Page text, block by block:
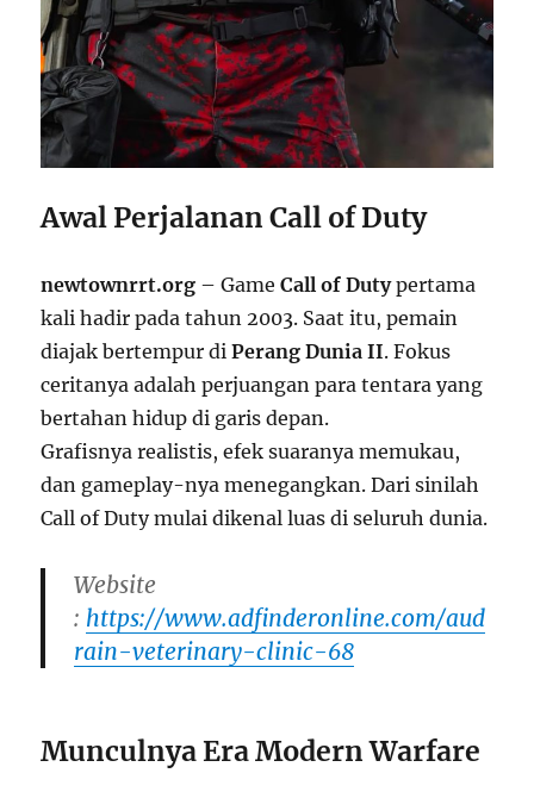
Awal Perjalanan Call of Duty
newtownrrt.org – GameCall of Dutypertama
kali hadir pada tahun 2003. Saat itu, pemain
diajak bertempur diPerang Dunia II. Fokus
ceritanya adalah perjuangan para tentara yang
bertahan hidup di garis depan.
Grafisnya realistis, efek suaranya memukau,
dan gameplay-nya menegangkan. Dari sinilah
Call of Duty mulai dikenal luas di seluruh dunia.
Website
: https://www.adfinderonline.com/aud
rain-veterinary-clinic-68
Munculnya Era Modern Warfare